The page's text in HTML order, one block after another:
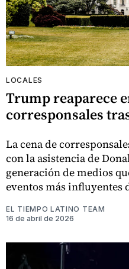
LOCALES
Trump reaparece
corresponsales
La cena de
con la asistencia de
generación de medios
eventos más influyentes
EL TIEMPO LATINO TEAM
16 de abril de 2026